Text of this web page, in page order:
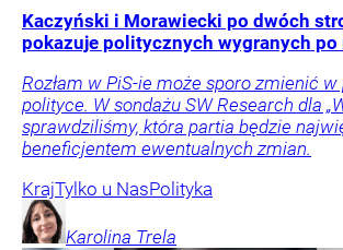
Kaczyński i Morawiecki po dwóch
pokazuje politycznych wygranych po
Rozłam w PiS-ie może sporo zmienić
polityce. W sondażu SW Research dla
sprawdziliśmy, która partia będzie
beneficjentem ewentualnych zmian.
KrajTylko u NasPolityka
Karolina Trela